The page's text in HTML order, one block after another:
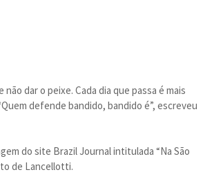
dar o peixe. Cada dia que passa é mais
defende bandido, bandido é”, escreveu
do site Brazil Journal intitulada “Na São
de Lancellotti.